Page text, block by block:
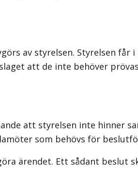
av styrelsen. Styrelsen
att de inte behöver
att styrelsen inte hinner
som behövs för
ärendet. Ett sådant beslut